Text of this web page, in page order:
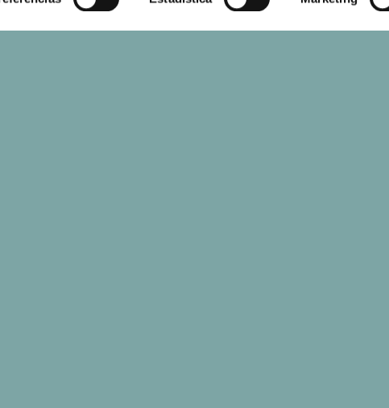
se usan para personalizar el contenido y los anuncios, ofrecer
tráfico. Además, compartimos información sobre el uso que haga